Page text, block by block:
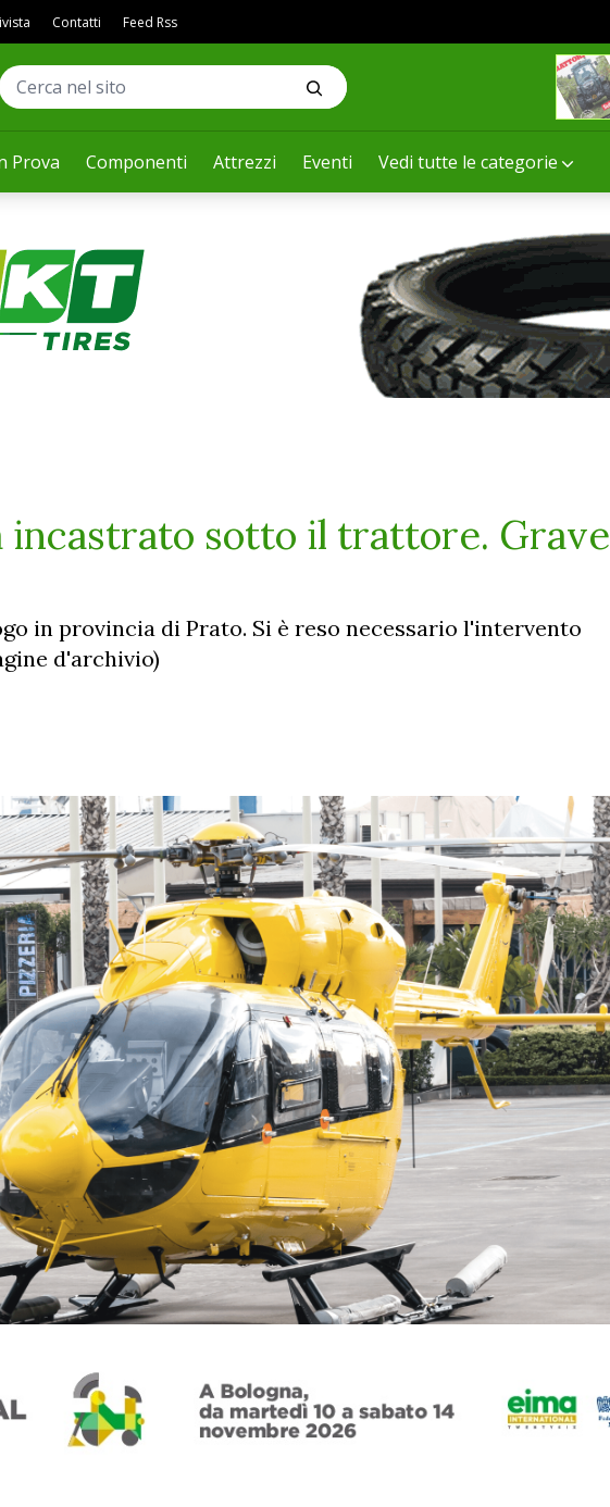
Prova Componenti Attrezzi Eventi Vedi tutte le categorie
Contatti Feed Rss
incastrato sotto il trattore. Grave
in provincia di Prato. Si è reso necessario l'intervento
d'archivio)